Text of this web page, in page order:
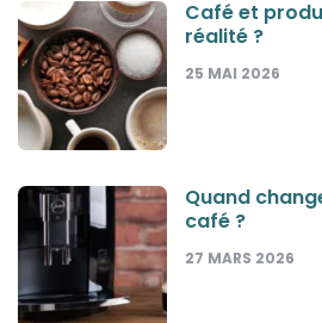
Café et
réalité ?
25 MAI 2026
Quand
café ?
27 MARS 2026